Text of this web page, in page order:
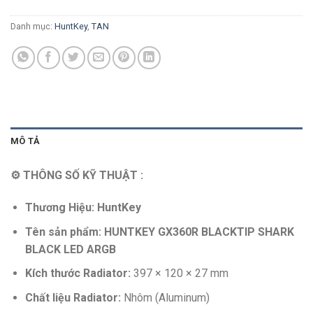
Danh mục: HuntKey, TAN
MÔ TẢ
⚙ THÔNG SỐ KỸ THUẬT :
Thương Hiệu: HuntKey
Tên sản phẩm: HUNTKEY GX360R BLACKTIP SHARK
BLACK LED ARGB
Kích thước Radiator: 397 × 120 × 27 mm
Chất liệu Radiator: Nhôm (Aluminum)